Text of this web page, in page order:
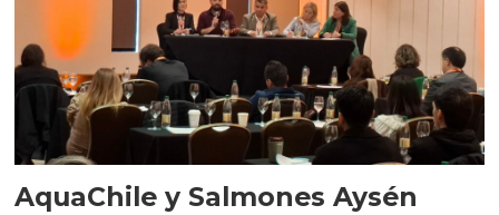
AquaChile y Salmones Aysén